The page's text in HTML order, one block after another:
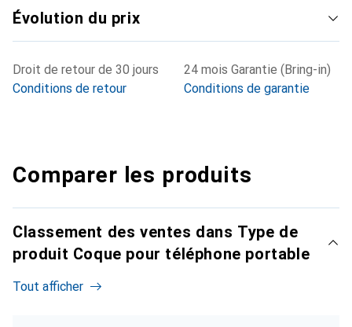
Évolution du prix
Droit de retour de 30 jours
Conditions de retour
24 mois Garantie (Bring-in)
Conditions de garantie
Comparer les produits
Classement des ventes dans Type de
produit Coque pour téléphone portable
Tout afficher